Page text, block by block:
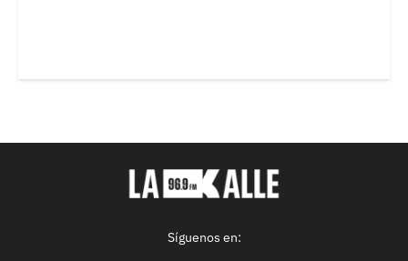
Síguenos en: